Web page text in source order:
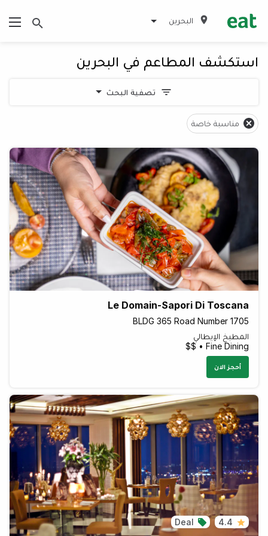
البحرين
استكشف المطاعم في البحرين
تصفية البحث
مناسبة خاصة
Le Domain-Sapori Di Toscana
BLDG 365 Road Number 1705
المطبخ الإيطالي
Fine Dining • $$
أحجز الان
4.4
Deal